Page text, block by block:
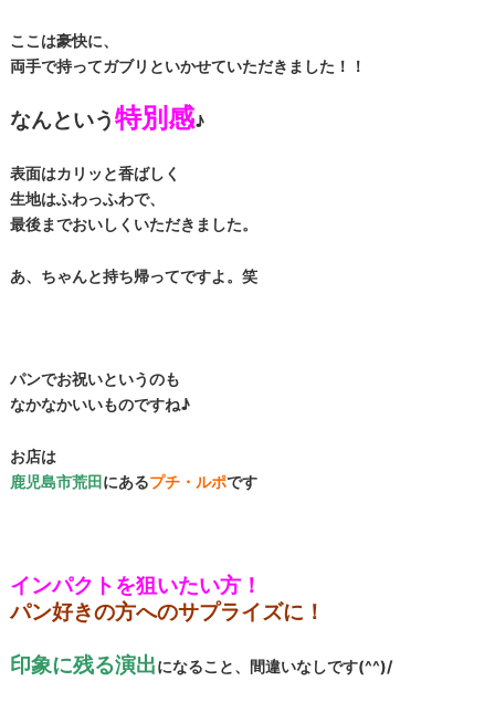
ここは豪快に、
両手で持ってガブリといかせていただきました！！
なんという特別感♪
表面はカリッと香ばしく
生地はふわっふわで、
最後までおいしくいただきました。
あ、ちゃんと持ち帰ってですよ。笑
パンでお祝いというのも
なかなかいいものですね♪
お店は
鹿児島市荒田にあるプチ・ルポです
インパクトを狙いたい方！
パン好きの方へのサプライズに！
印象に残る演出になること、間違いなしです(^^)/